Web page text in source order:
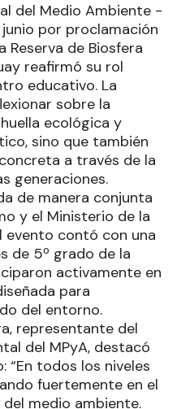
del Medio Ambiente -
por proclamación
Reserva de Biosfera
reafirmó su rol
educativo. La
sobre la
ecológica y
sino que también
a través de la
generaciones.
de manera conjunta
y el Ministerio de la
evento contó con una
de 5º grado de la
activamente en
para
del entorno.
representante del
del MPyA, destacó
“En todos los niveles
fuertemente en el
medio ambiente.